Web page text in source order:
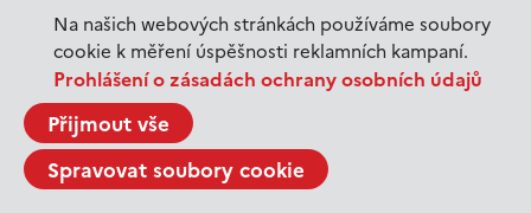
Na našich webových stránkách používáme soubory
cookie k měření úspěšnosti reklamních kampaní.
Prohlášení o zásadách ochrany osobních údajů
Přijmout vše
Spravovat soubory cookie
Jeanne du Barry – Králova milenka
JEDEN SVĚT | Alláh není povinen
JEDEN SVĚT | Až mě zabásnou
JEDEN SVĚT | Carmela a ti, co prochází
JEDEN SVĚT | Dítě prachu
JEDEN SVĚT | Drobná nehoda